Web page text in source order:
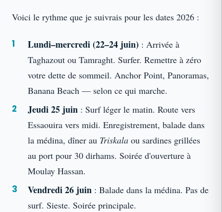
Voici le rythme que je suivrais pour les dates 2026 :
Lundi–mercredi (22–24 juin) : Arrivée à
Taghazout ou Tamraght. Surfer. Remettre à zéro
votre dette de sommeil. Anchor Point, Panoramas,
Banana Beach — selon ce qui marche.
Jeudi 25 juin : Surf léger le matin. Route vers
Essaouira vers midi. Enregistrement, balade dans
la médina, dîner au Triskala ou sardines grillées
au port pour 30 dirhams. Soirée d'ouverture à
Moulay Hassan.
Vendredi 26 juin : Balade dans la médina. Pas de
surf. Sieste. Soirée principale.